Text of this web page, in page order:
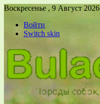
Воскресенье , 9 Август 2026
Войти
Switch skin